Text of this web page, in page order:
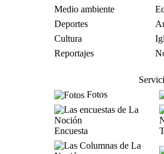
Medio ambiente
Deportes
Cultura
Reportajes
Fotos
Encuesta